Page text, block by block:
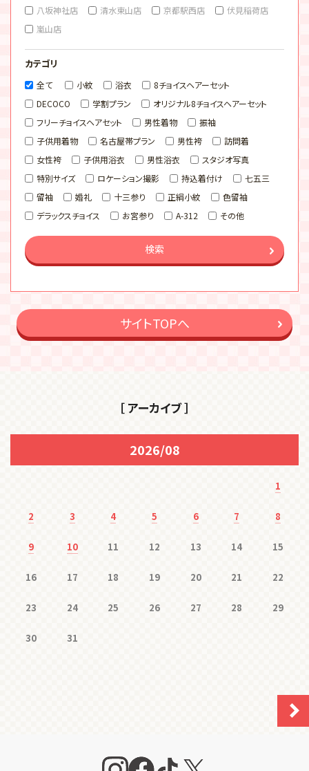
八坂神社店
清水東山店 京都駅西店
伏見稲荷店
嵐山店
カテゴリ
全て 小紋 浴衣
8チョイスヘアーセット
DECOCO
学割プラン
オリジナル8チョイスヘアーセット
フリーチョイスヘアセット
男性着物
振袖
子供用着物
名古屋帯プラン 男性袴
訪問着
女性袴
子供用浴衣 男性浴衣
スタジオ写真
特別サイズ
ロケーション撮影 持込着付け
七五三
留袖
婚礼 十三参り 正絹小紋
色留袖
デラックスチョイス
お宮参り A-312 その他
検索
サイトTOPへ
［ アーカイブ ］
2026/08
1
2 3 4 5 6 7 8
9 10 11 12 13 14 15
16 17 18 19 20 21 22
23 24 25 26 27 28 29
30 31